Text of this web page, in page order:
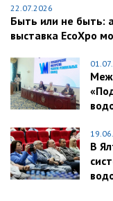
22.07.2026
Быть или не быть:
выставка EcoXpo
В